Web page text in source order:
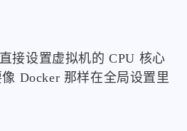
接设置虚拟机的 CPU 核心
Docker 那样在全局设置里